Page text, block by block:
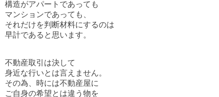
構造がアパートであっても
マンションであっても、
それだけを判断材料にするのは
早計であると思います。
不動産取引は決して
身近な行いとは言えません。
その為、時には不動産屋に
ご自身の希望とは違う物を